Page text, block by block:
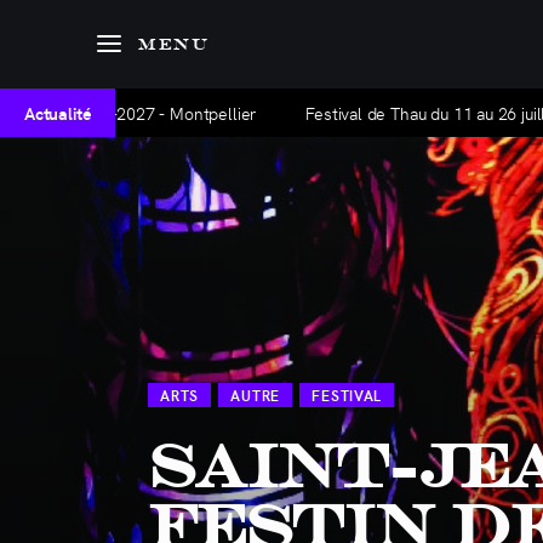
MENU
AGENDA
Actualité
2026-2027 - Montpellier Festival de Thau du 11 au 26 juillet
Hors-série
La base Alpha
Nous contacter
ARTS AUTRE FESTIVAL
Saint-
Festin